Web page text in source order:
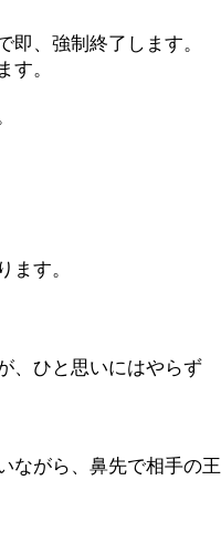
、強制終了します。
す。
ます。
、ひと思いにはやらず
ながら、鼻先で相手の王